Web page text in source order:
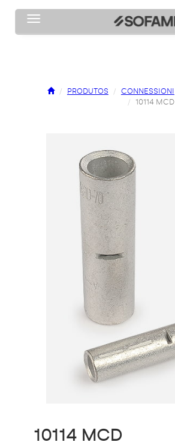
Toggle navigation
PRODUTOS CONNESSIONI
10114 MCD
10114 MCD